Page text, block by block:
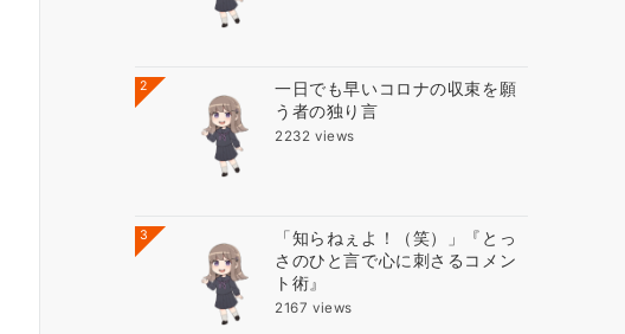
2
一日でも早いコロナの収束を願
う者の独り言
2232 views
3
「知らねぇよ！（笑）」『とっ
さのひと言で心に刺さるコメン
ト術』
2167 views